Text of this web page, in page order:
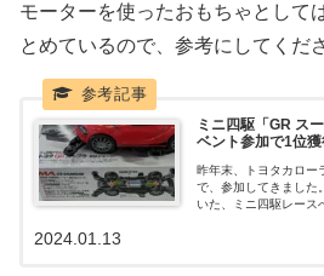
モーターを使ったおもちゃとして
とめているので、参考にしてくだ
ミニ四駆「GR ス
ベント参加で1位獲
昨年末、トヨタカロー
で、参加してきました
いた、ミニ四駆レース
ラが用意してあって
2024.01.13